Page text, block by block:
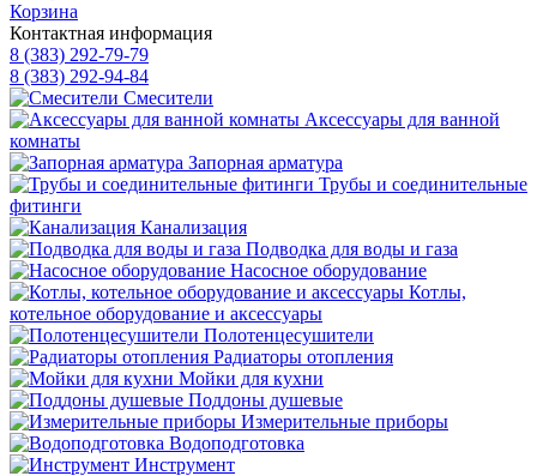
Корзина
Контактная информация
8 (383) 292-79-79
8 (383) 292-94-84
Смесители
Аксессуары для ванной
комнаты
Запорная арматура
Трубы и соединительные
фитинги
Канализация
Подводка для воды и газа
Насосное оборудование
Котлы,
котельное оборудование и аксессуары
Полотенцесушители
Радиаторы отопления
Мойки для кухни
Поддоны душевые
Измерительные приборы
Водоподготовка
Инструмент